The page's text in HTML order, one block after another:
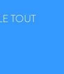
TOUT